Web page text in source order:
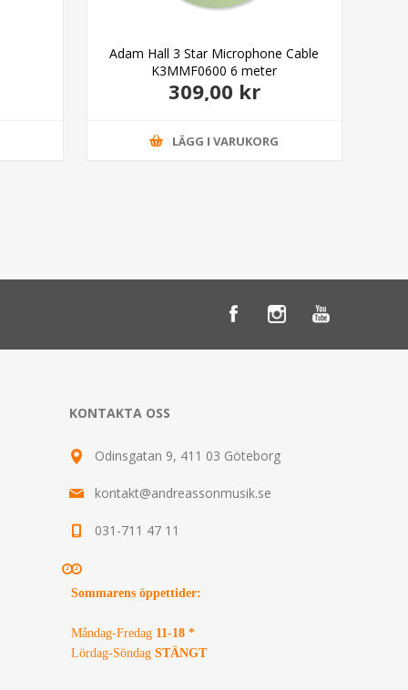
Adam Hall 3 Star Microphone Cable
K3MMF0600 6 meter
309,00 kr
LÄGG I VARUKORG
KONTAKTA OSS
Odinsgatan 9, 411 03 Göteborg
kontakt@andreassonmusik.se
031-711 47 11
Sommarens öppettider:
Måndag-Fredag 11-18 *
Lördag-Söndag STÄNGT